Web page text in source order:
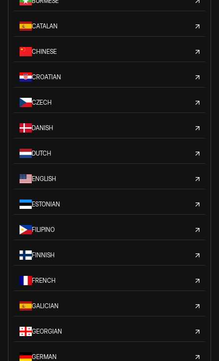
CATALAN
CHINESE
CROATIAN
CZECH
DANISH
DUTCH
ENGLISH
ESTONIAN
FILIPINO
FINNISH
FRENCH
GALICIAN
GEORGIAN
GERMAN